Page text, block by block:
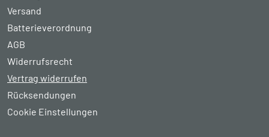
Versand
Batterieverordnung
AGB
Widerrufsrecht
Vertrag widerrufen
Rücksendungen
Cookie Einstellungen